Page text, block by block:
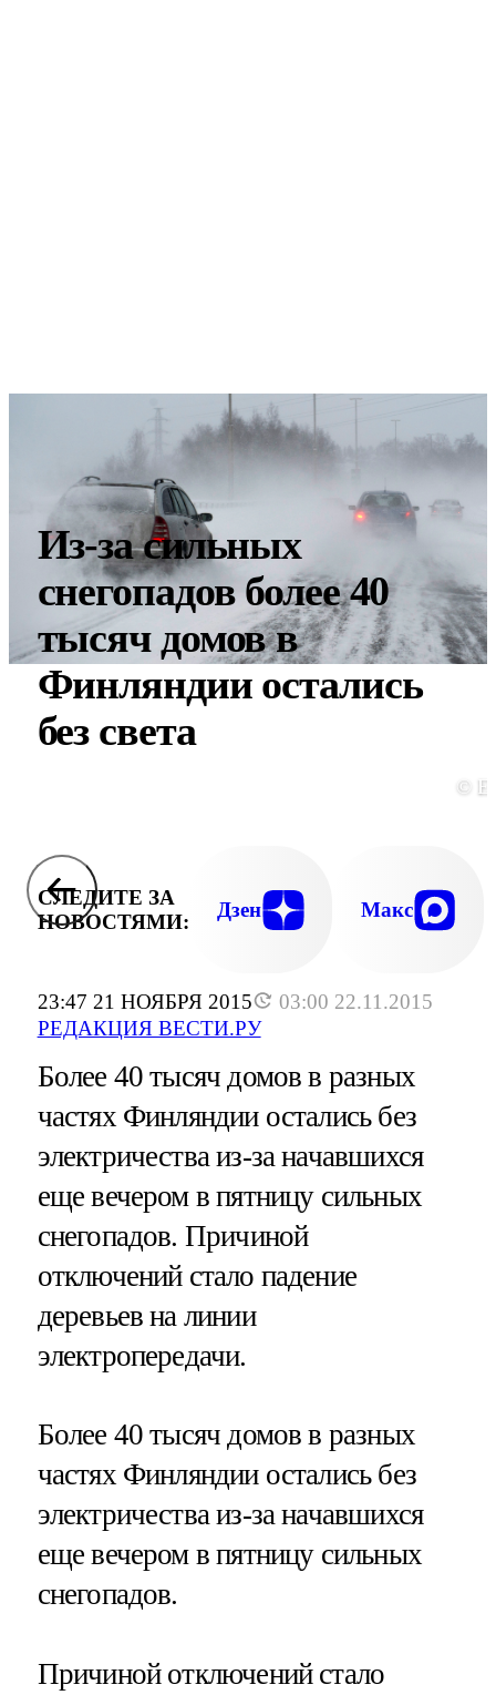
23:47 21 НОЯБРЯ 2015
03:00 22.11.2015
РЕДАКЦИЯ ВЕСТИ.РУ
Из-за сильных
снегопадов более 40
тысяч домов в
Финляндии остались
без света
©
СЛЕДИТЕ ЗА
НОВОСТЯМИ:
Дзен Макс
Более 40 тысяч домов в разных
частях Финляндии остались без
электричества из-за начавшихся
еще вечером в пятницу сильных
снегопадов. Причиной
отключений стало падение
деревьев на линии
электропередачи.
Более 40 тысяч домов в разных
частях Финляндии остались без
электричества из-за начавшихся
еще вечером в пятницу сильных
снегопадов.
Причиной отключений стало